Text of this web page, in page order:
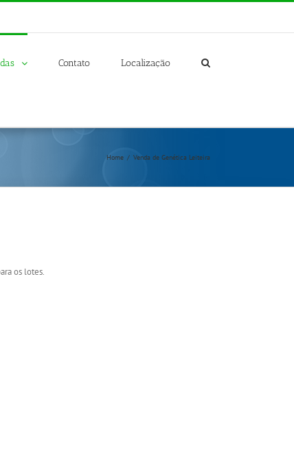
Contato Localização
Home / Venda de Genética Leiteira
os lotes.